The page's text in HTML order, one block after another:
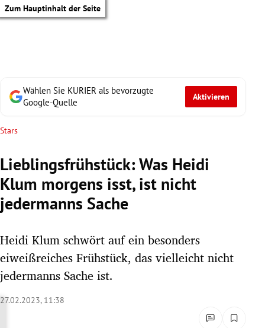
Zum Hauptinhalt der Seite
Untermenü
Untermenü
Wählen Sie KURIER als bevorzugte
Google-Quelle
Aktivieren
Stars
Lieblingsfrühstück: Was Heidi
Klum morgens isst, ist nicht
jedermanns Sache
Heidi Klum schwört auf ein besonders
eiweißreiches Frühstück, das vielleicht nicht
jedermanns Sache ist.
27.02.2023, 11:38